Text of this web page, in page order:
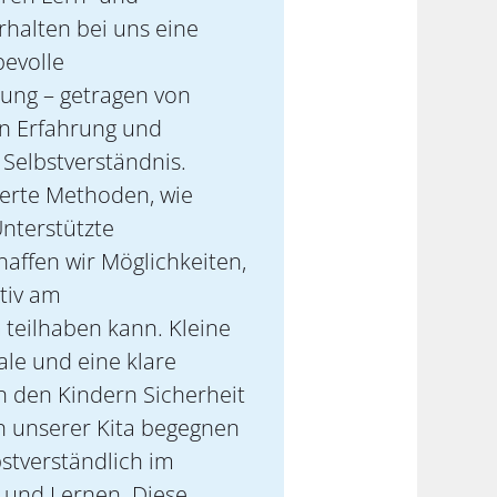
bei uns eine
– getragen von
Erfahrung und
Methoden, wie
wir Möglichkeiten,
am
kann. Kleine
und eine klare
den Kindern Sicherheit
Kita begegnen
im